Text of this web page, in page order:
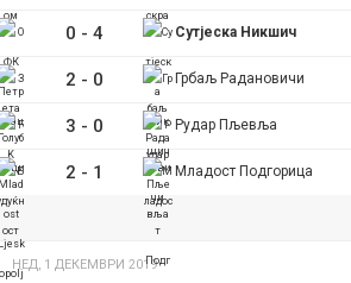
0 - 4 Сутјеска Никшич
2 - 0 Грбаљ Радановичи
3 - 0 Рудар Пљевља
2 - 1 Младост Подгорица
НЕД, 1 ДЕКЕМВРИ 2019